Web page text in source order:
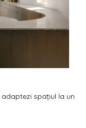
spațiul la un